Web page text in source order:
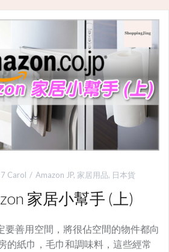
Carol Amazon JP, 家居用品, 日本貨
家居小幫手 (上)
要善用空間，將很佔空間的物件都向
的紙巾，毛巾和調味料，這些經常